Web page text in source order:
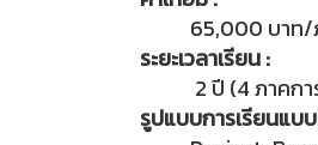
65,000 บาท/
ระยะเวลาเรียน :
2 ปี (4 ภาคก
รูปแบบการเรียนแบ